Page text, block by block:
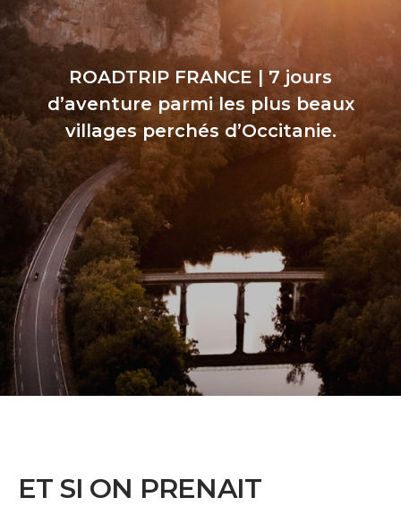
ROADTRIP FRANCE | 7 jours
d’aventure parmi les plus beaux
villages perchés d’Occitanie.
ET SI ON PRENAIT